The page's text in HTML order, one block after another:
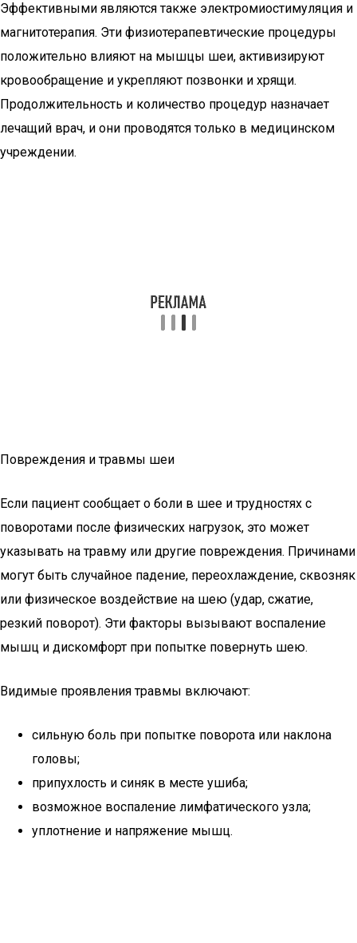
Эффективными являются также электромиостимуляция и
магнитотерапия. Эти физиотерапевтические процедуры
положительно влияют на мышцы шеи, активизируют
кровообращение и укрепляют позвонки и хрящи.
Продолжительность и количество процедур назначает
лечащий врач, и они проводятся только в медицинском
учреждении.
Повреждения и травмы шеи
Если пациент сообщает о боли в шее и трудностях с
поворотами после физических нагрузок, это может
указывать на травму или другие повреждения. Причинами
могут быть случайное падение, переохлаждение, сквозняк
или физическое воздействие на шею (удар, сжатие,
резкий поворот). Эти факторы вызывают воспаление
мышц и дискомфорт при попытке повернуть шею.
Видимые проявления травмы включают:
сильную боль при попытке поворота или наклона
головы;
припухлость и синяк в месте ушиба;
возможное воспаление лимфатического узла;
уплотнение и напряжение мышц.